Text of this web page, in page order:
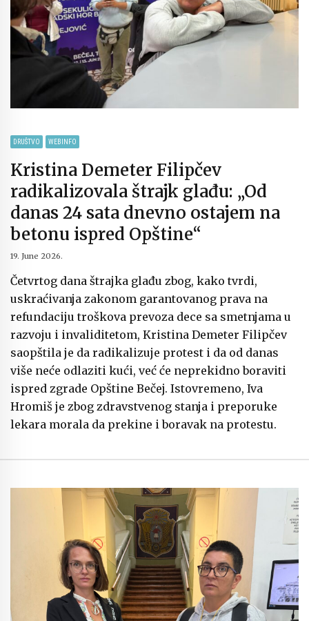
DRUŠTVO WEBINFO
Kristina Demeter Filipčev
radikalizovala štrajk glađu: „Od
danas 24 sata dnevno ostajem na
betonu ispred Opštine“
19. June 2026.
Četvrtog dana štrajka glađu zbog, kako tvrdi,
uskraćivanja zakonom garantovanog prava na
refundaciju troškova prevoza dece sa smetnjama u
razvoju i invaliditetom, Kristina Demeter Filipčev
saopštila je da radikalizuje protest i da od danas
više neće odlaziti kući, već će neprekidno boraviti
ispred zgrade Opštine Bečej. Istovremeno, Iva
Hromiš je zbog zdravstvenog stanja i preporuke
lekara morala da prekine i boravak na protestu.